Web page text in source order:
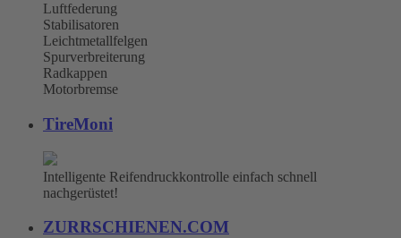
Luftfederung
Stabilisatoren
Leichtmetallfelgen
Spurverbreiterung
Radkappen
Motorbremse
TireMoni
Intelligente Reifendruckkontrolle einfach schnell
nachgerüstet!
ZURRSCHIENEN.COM